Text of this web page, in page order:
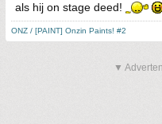
als hij on stage deed!
ONZ / [PAINT] Onzin Paints! #2
▼